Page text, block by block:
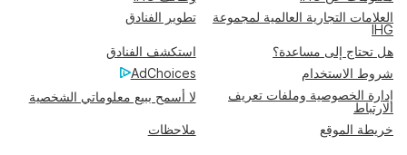
العلامات التجارية العالمية لمجموعة
IHG
تطوير الفنادق
هل تحتاج إلى مساعدة؟
استكشف الفنادق
شروط الاستخدام
AdChoices
إدارة الخصوصية وملفات تعريف
الارتباط
لا أسمح ببيع معلوماتي الشخصية
خريطة الموقع ملاحظات